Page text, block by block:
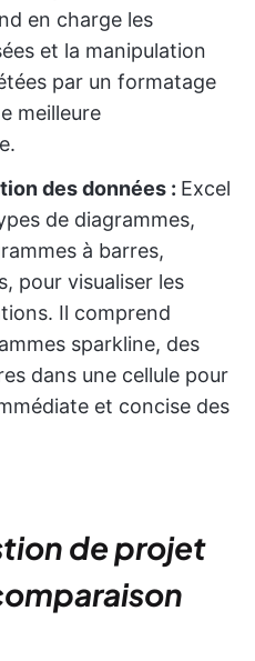
en charge les
et la manipulation
par un formatage
meilleure
des données : Excel
de diagrammes,
à barres,
pour visualiser les
Il comprend
sparkline, des
dans une cellule pour
et concise des
de projet